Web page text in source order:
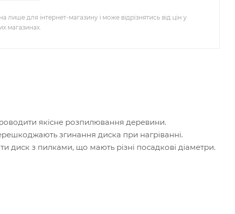
лише для інтернет-магазину і може відрізнятись від цін у
магазинах.
якісне розпилювання деревини.
згинання диска при нагріванні.
диск з пилками, що мають різні посадкові діаметри.